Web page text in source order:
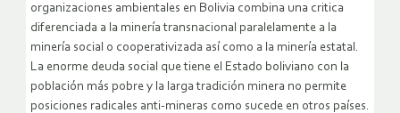
organizaciones ambientales en Bolivia combina una critica
diferenciada a la minería transnacional paralelamente a la
minería social o cooperativizada así como a la minería estatal.
La enorme deuda social que tiene el Estado boliviano con la
población más pobre y la larga tradición minera no permite
posiciones radicales anti-mineras como sucede en otros países.